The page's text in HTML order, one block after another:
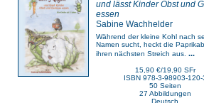
und lässt Kinder Obst und
essen
Sabine Wachhelder
Während der kleine Kohl nach
Namen sucht, heckt die
ihren nächsten Streich aus. ...
15,90 €/19,90 SFr
ISBN 978-3-98903-120-
50 Seiten
27 Abbildungen
Deutsch